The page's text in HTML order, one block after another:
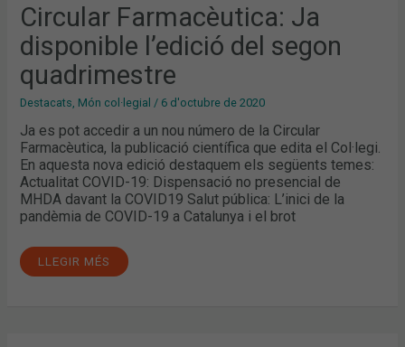
Circular Farmacèutica: Ja
disponible l’edició del segon
quadrimestre
Destacats Món col·legial / 6 d'octubre de 2020
Ja es pot accedir a un nou número de la Circular
Farmacèutica, la publicació científica que edita el Col·legi.
En aquesta nova edició destaquem els següents temes:
Actualitat COVID-19: Dispensació no presencial de
MHDA davant la COVID19 Salut pública: L’inici de la
pandèmia de COVID-19 a Catalunya i el brot
LLEGIR MÉS